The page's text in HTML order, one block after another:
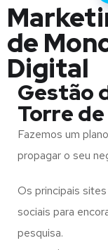
de
Digital
Gestão
Torre
Fazemos um
propagar o seu
Os principais
sociais para
pesquisa.